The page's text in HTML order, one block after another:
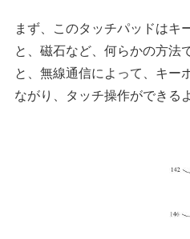
まず、このタッチパッドはキ
と、磁石など、何らかの方法
と、無線通信によって、キー
ながり、タッチ操作ができる